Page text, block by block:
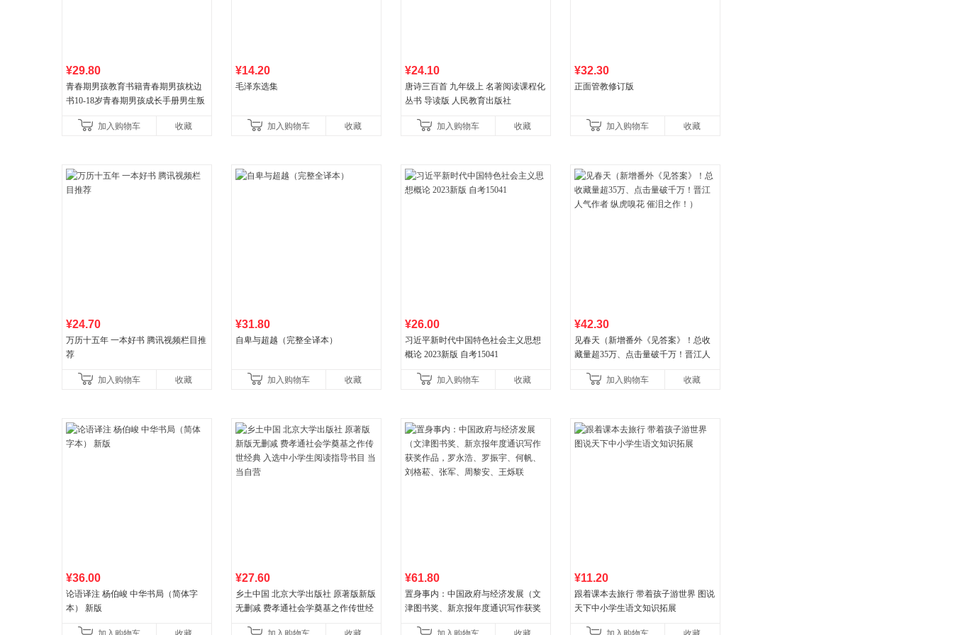
¥29.80
青春期男孩教育书籍青春期男孩枕边
书10-18岁青春期男孩成长手册男生叛
育书
加入购物车 收藏
¥14.20
毛泽东选集
加入购物车 收藏
¥24.10
唐诗三百首 九年级上 名著阅读课程化
丛书 导读版 人民教育出版社
加入购物车 收藏
¥32.30
正面管教修订版
加入购物车 收藏
¥24.70
万历十五年 一本好书 腾讯视频栏目推
荐
加入购物车 收藏
¥31.80
自卑与超越（完整全译本）
加入购物车 收藏
¥26.00
习近平新时代中国特色社会主义思想
概论 2023新版 自考15041
加入购物车 收藏
¥42.30
见春天（新增番外《见答案》！总收
藏量超35万、点击量破千万！晋江人
加入购物车
收藏
¥36.00
论语译注 杨伯峻 中华书局（简体字
本） 新版
¥27.60
乡土中国 北京大学出版社 原著版新版
无删减 费孝通社会学奠基之作传世经
¥61.80
置身事内：中国政府与经济发展（文
津图书奖、新京报年度通识写作获奖
¥11.20
跟着课本去旅行 带着孩子游世界 图说
天下中小学生语文知识拓展